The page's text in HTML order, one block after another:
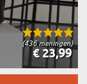
(436 meningen)
€ 23,99